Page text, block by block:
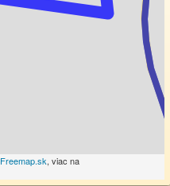
Freemap.sk, viac na